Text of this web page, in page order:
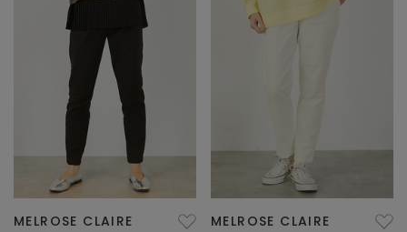
MELROSE CLAIRE MELROSE CLAIRE